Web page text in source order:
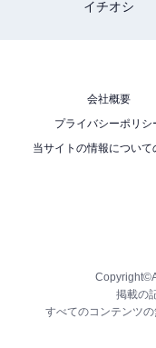
イチオシ
会社概要
プライバシーポリシ
当サイトの情報について
掲載の
すべてのコンテンツ